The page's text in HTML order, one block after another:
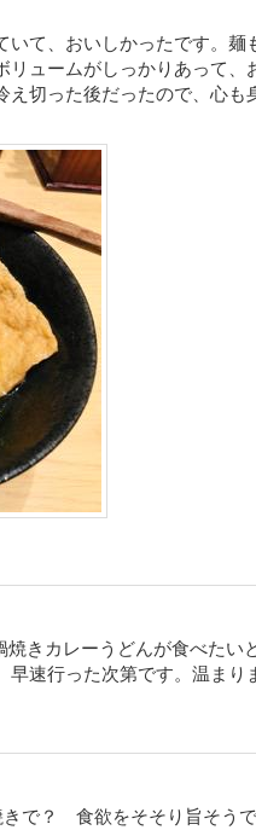
て、おいしかったです。麺
リュームがしっかりあって、
切った後だったので、心も
きカレーうどんが食べたい
速行った次第です。温まり
で？ 食欲をそそり旨そう